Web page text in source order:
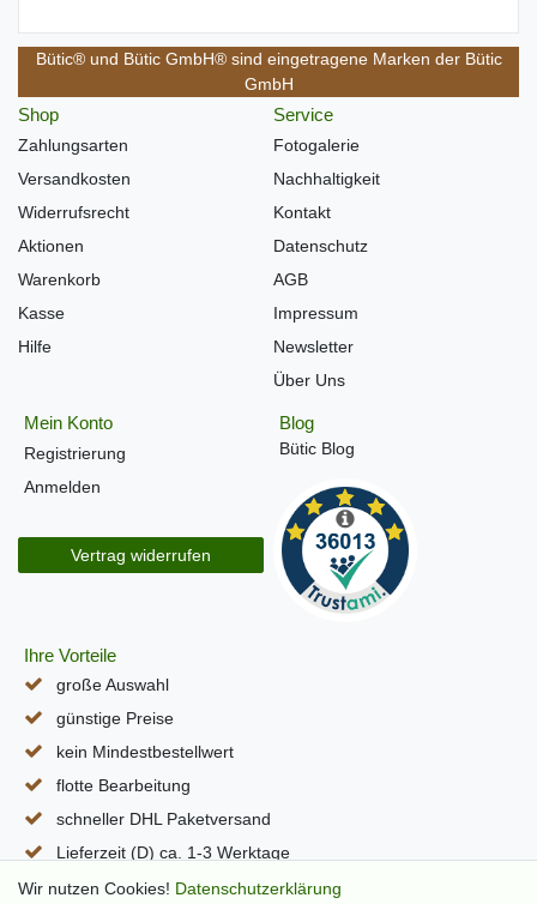
Bütic® und Bütic GmbH® sind eingetragene Marken der Bütic
GmbH
Shop
Zahlungsarten
Versandkosten
Widerrufsrecht
Aktionen
Warenkorb
Kasse
Hilfe
Service
Fotogalerie
Nachhaltigkeit
Kontakt
Datenschutz
AGB
Impressum
Newsletter
Über Uns
Mein Konto
Registrierung
Anmelden
Vertrag widerrufen
Blog
Bütic Blog
Ihre Vorteile
große Auswahl
günstige Preise
kein Mindestbestellwert
flotte Bearbeitung
schneller DHL Paketversand
Lieferzeit (D) ca. 1-3 Werktage
alle Seiten per SSL verschlüsselt
Wir nutzen Cookies! Daten­schutz­erklärung